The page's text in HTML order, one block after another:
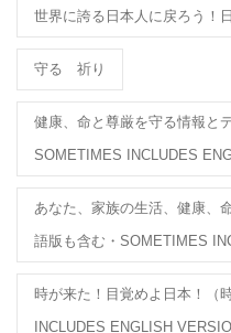
世界に誇る日本人に戻ろう！
守る 祈り
健康、命と尊厳を守る情報と
SOMETIMES INCLUDES
あなた、家族の生活、健康、
語版も含む・SOMETIMES
時が来た！目覚めよ日本！（
INCLUDES ENGLISH